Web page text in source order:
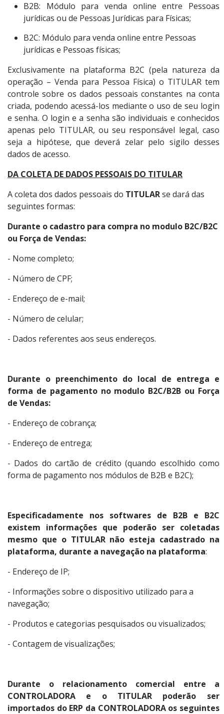
B2B: Módulo para venda online entre Pessoas
jurídicas ou de Pessoas Jurídicas para Físicas;
B2C: Módulo para venda online entre Pessoas
jurídicas e Pessoas físicas;
Exclusivamente na plataforma B2C (pela natureza da
operação – Venda para Pessoa Física) o TITULAR tem
controle sobre os dados pessoais constantes na conta
criada, podendo acessá-los mediante o uso de seu login
e senha. O login e a senha são individuais e conhecidos
apenas pelo TITULAR, ou seu responsável legal, caso
seja a hipótese, que deverá zelar pelo sigilo desses
dados de acesso.
DA COLETA DE DADOS PESSOAIS DO TITULAR
A coleta dos dados pessoais do TITULARse dará das
seguintes formas:
Durante o cadastro para compra no modulo B2C/B2C
ou Força de Vendas:
- Nome completo;
- Número de CPF;
- Endereço de e-mail;
- Número de celular;
- Dados referentes aos seus endereços.
Durante o preenchimento do local de entrega e
forma de pagamento no modulo B2C/B2B ou Força
de Vendas:
- Endereço de cobrança;
- Endereço de entrega;
- Dados do cartão de crédito (quando escolhido como
forma de pagamento nos módulos de B2B e B2C);
Especificadamente nos softwares de B2B e B2C
existem informações que poderão ser coletadas
mesmo que o TITULAR não esteja cadastrado na
plataforma, durante a navegação na plataforma:
- Endereço de IP;
- Informações sobre o dispositivo utilizado para a
navegação;
- Produtos e categorias pesquisados ou visualizados;
- Contagem de visualizações;
Durante o relacionamento comercial entre a
CONTROLADORA e o TITULAR poderão ser
importados do ERP da CONTROLADORA os seguintes